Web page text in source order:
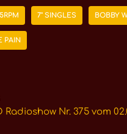
7" SINGLES BOBBY
PAIN
Nr. 375 vom